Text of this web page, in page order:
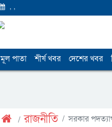
, ,
মূল পাতা শীর্ষ খবর দেশের খবর
রাজনীতি সরকার